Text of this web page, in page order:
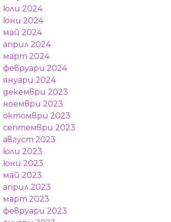
юли 2024
юни 2024
май 2024
април 2024
март 2024
февруари 2024
януари 2024
декември 2023
ноември 2023
октомври 2023
септември 2023
август 2023
юли 2023
юни 2023
май 2023
април 2023
март 2023
февруари 2023